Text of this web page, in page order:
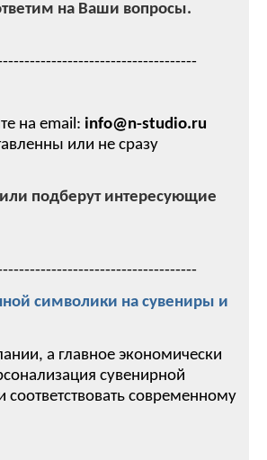
на Ваши вопросы.
на email: info@n-studio.ru
или не сразу
подберут интересующие
символики на сувениры и
а главное экономически
сувенирной
современному